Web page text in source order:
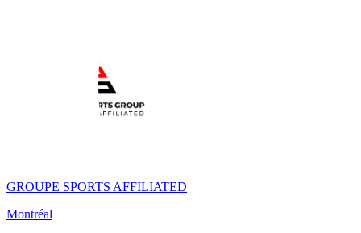
GROUPE SPORTS AFFILIATED
Montréal